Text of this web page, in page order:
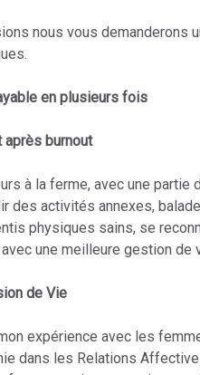
nous vous demanderons
en plusieurs fois
après burnout
à la ferme, avec une partie
des activités annexes,
physiques sains, se
avec une meilleure gestion
de Vie
expérience avec les
dans les Relations